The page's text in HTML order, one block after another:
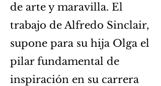
de arte y maravilla. El
trabajo de Alfredo Sinclair,
supone para su hija Olga el
pilar fundamental de
inspiración en su carrera